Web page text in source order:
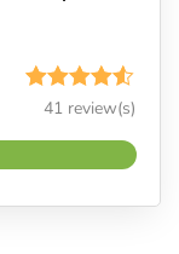
Gewaardeerd
4.49
uit 5
41 review(s)